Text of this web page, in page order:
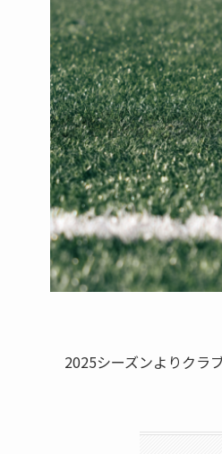
2025シーズンよりクラ